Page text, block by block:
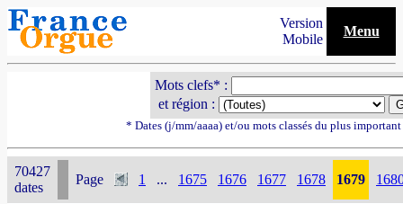
Version
Mobile
Menu
Mots clefs* :
et région :
* Dates (j/mm/aaaa) et/ou mots classés du plus
70427
dates
Page 1 ... 1675 1676 1677 1678 1679